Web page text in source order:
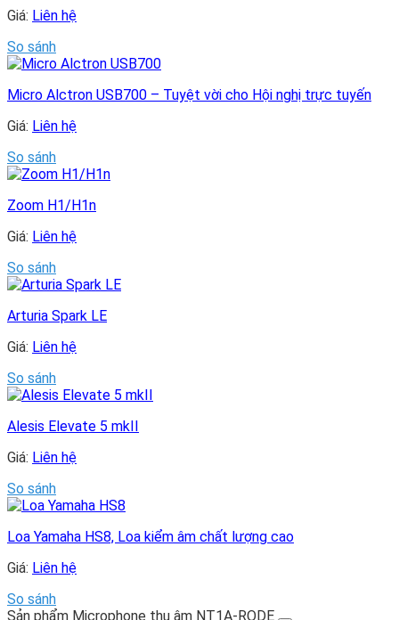
Giá: Liên hệ
So sánh
Micro Alctron USB700 – Tuyệt vời cho Hội nghị trực tuyến
Giá: Liên hệ
So sánh
Zoom H1/H1n
Giá: Liên hệ
So sánh
Arturia Spark LE
Giá: Liên hệ
So sánh
Alesis Elevate 5 mkII
Giá: Liên hệ
So sánh
Loa Yamaha HS8, Loa kiểm âm chất lượng cao
Giá: Liên hệ
So sánh
Sản phẩm Microphone thu âm NT1A-RODE